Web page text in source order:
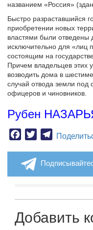
названием «Россия»
Быстро разраставшийся
приобретении новых
властями были отведены
исключительно для «лиц
состоящим на
Причем владельцев этих
возводить дома в
случай отвода земли под
офицеров и чиновников.
Рубен
Facebook
TwitterTelegram
Добавить